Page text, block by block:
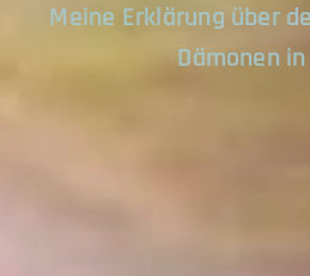
Meine Erklärung über
Dämonen in